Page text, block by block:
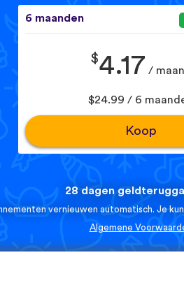
6 maanden
$4.17 /
$24.99 / 6
Koop
28 dagen
vernieuwen automatisch. Je
Algemene